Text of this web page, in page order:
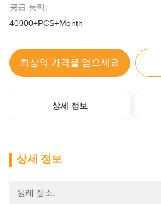
공급 능력:
40000+PCS+Month
최상의 가격을 얻으세요
상세 정보
상세 정보
원래 장소: